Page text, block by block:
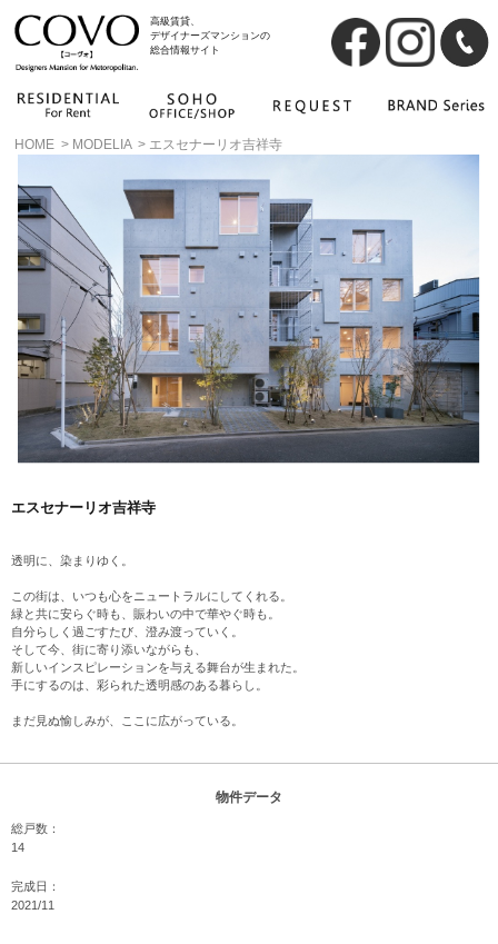
高級賃貸、
デザイナーズマンションの
総合情報サイト
HOME > MODELIA > エスセナーリオ吉祥寺
エスセナーリオ吉祥寺
透明に、染まりゆく。
この街は、いつも心をニュートラルにしてくれる。​​​
緑と共に安らぐ時も、賑わいの中で華やぐ時も。​​
自分らしく過ごすたび、澄み渡っていく。​​ ​
そして今、街に寄り添いながらも、​​
新しいインスピレーションを与える舞台が生まれた。​​​
手にするのは、彩られた透明感のある暮らし。​​
まだ見ぬ愉しみが、ここに広がっている。
物件データ
総戸数：
14
完成日：
2021/11